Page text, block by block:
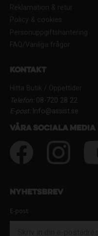
Reklamation & retur
Policy & cookies
Personuppgiftshantering
FAQ/Vanliga frågor
Kontakt
Hitta Butik / Öppettider
Telefon:08-720 28 22
E-post:Info@assist.se
Våra sociala media
Nyhetsbrev
E-post